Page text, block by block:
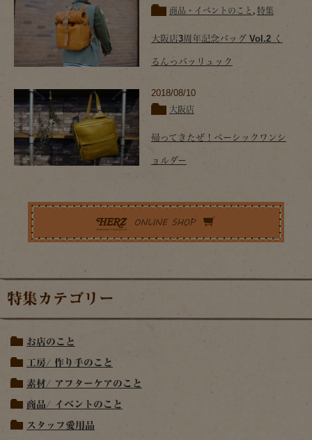
商品・イベントのこと , 特集
大阪店3周年記念バッグ Vol.2 く
るんっパッリュック
2018/08/10
大阪店
帰ってきたぜ！ベーシックワンシ
ョルダー
特集カテゴリー
お店のこと
工房/ 作り手のこと
素材/ アフターケアのこと
商品/ イベントのこと
スタッフ愛用品